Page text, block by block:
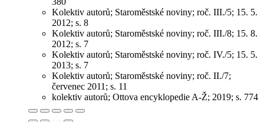
Kolektiv autorů; Staroměstské noviny; roč. III./5; 15. 5.
2012; s. 8
Kolektiv autorů; Staroměstské noviny; roč. III./8; 15. 8.
2012; s. 7
Kolektiv autorů; Staroměstské noviny; roč. IV./5; 15. 5.
2013; s. 7
Kolektiv autorů; Staroměstské noviny; roč. II./7;
červenec 2011; s. 11
kolektiv autorů; Ottova encyklopedie A-Ž; 2019; s. 774